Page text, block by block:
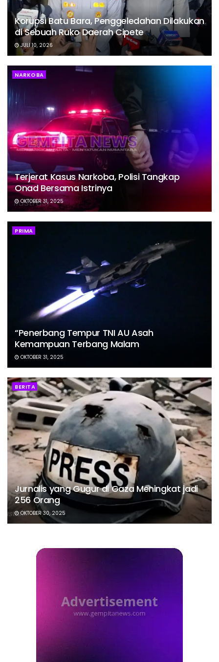
Korupsi Batu Bara, Penggeledahan Dilakukan
di Sebuah Ruko Daerah Cipete
JULI 10, 2026
NARKOBA
Terjerat Kasus Narkoba, Polisi Tangkap
Onad Bersama Istrinya
OKTOBER 31, 2025
PRIMA
“Penerbang Tempur TNI AU Asah
Kemampuan Terbang Malam
OKTOBER 31, 2025
BERITA
Jurnalis yang Gugur di Gaza Meningkat jadi
256 Orang
OKTOBER 30, 2025